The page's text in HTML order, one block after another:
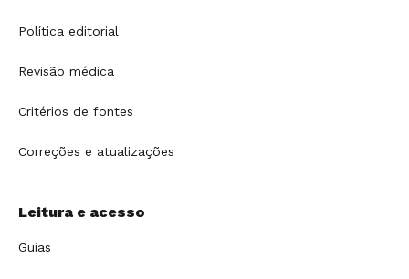
Política editorial
Revisão médica
Critérios de fontes
Correções e atualizações
Leitura e acesso
Guias